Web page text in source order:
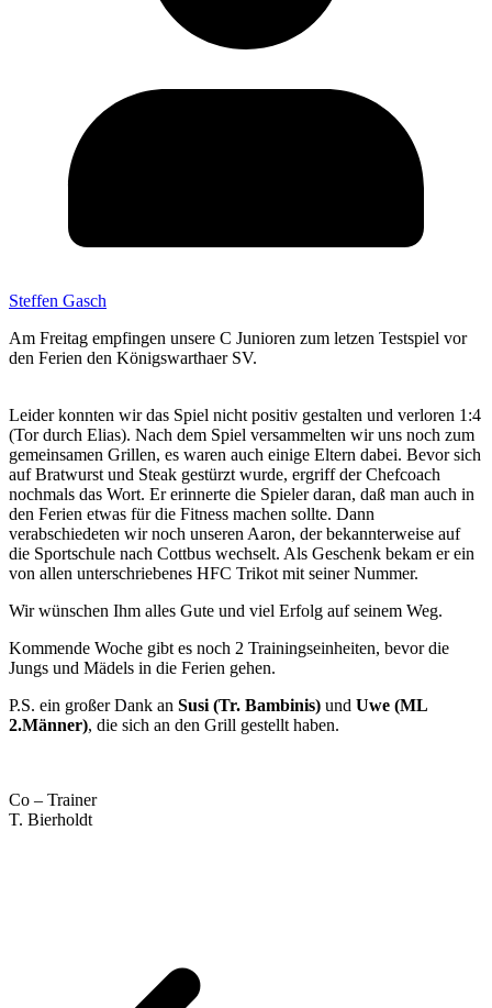
Steffen Gasch
Am Freitag empfingen unsere C Junioren zum letzen Testspiel vor
den Ferien den Königswarthaer SV.
Leider konnten wir das Spiel nicht positiv gestalten und verloren 1:4
(Tor durch Elias). Nach dem Spiel versammelten wir uns noch zum
gemeinsamen Grillen, es waren auch einige Eltern dabei. Bevor sich
auf Bratwurst und Steak gestürzt wurde, ergriff der Chefcoach
nochmals das Wort. Er erinnerte die Spieler daran, daß man auch in
den Ferien etwas für die Fitness machen sollte. Dann
verabschiedeten wir noch unseren Aaron, der bekannterweise auf
die Sportschule nach Cottbus wechselt. Als Geschenk bekam er ein
von allen unterschriebenes HFC Trikot mit seiner Nummer.
Wir wünschen Ihm alles Gute und viel Erfolg auf seinem Weg.
Kommende Woche gibt es noch 2 Trainingseinheiten, bevor die
Jungs und Mädels in die Ferien gehen.
P.S. ein großer Dank an Susi (Tr. Bambinis) und Uwe (ML
2.Männer), die sich an den Grill gestellt haben.
Co – Trainer
T. Bierholdt